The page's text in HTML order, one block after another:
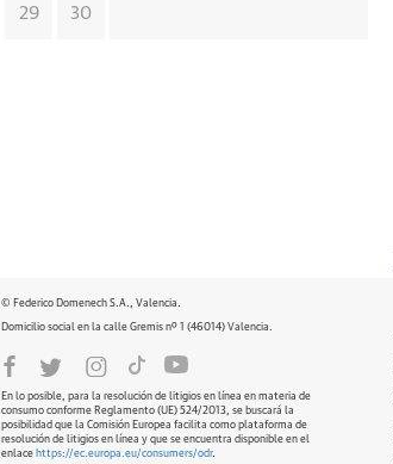
29 30
© Federico Domenech S.A., Valencia.
Domicilio social en la calle Gremis nº 1 (46014) Valencia.
En lo posible, para la resolución de litigios en línea en materia de
consumo conforme Reglamento (UE) 524/2013, se buscará la
posibilidad que la Comisión Europea facilita como plataforma de
resolución de litigios en línea y que se encuentra disponible en el
enlace https://ec.europa.eu/consumers/odr.